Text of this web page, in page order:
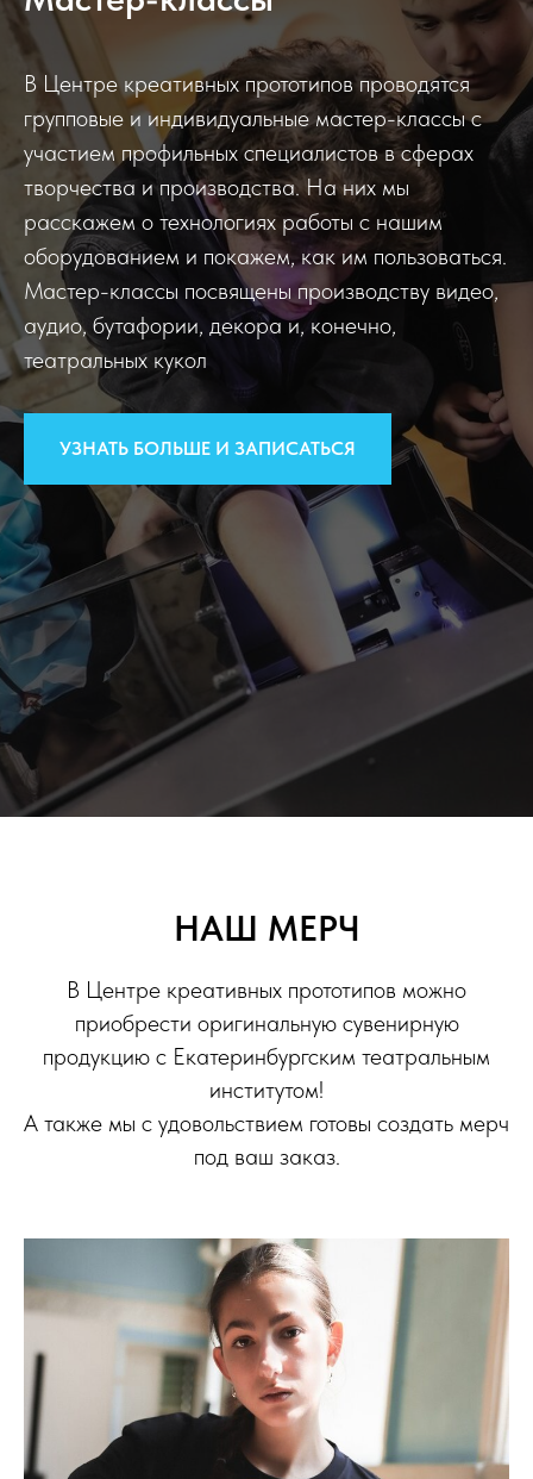
В Центре креативных прототипов проводятся
групповые и индивидуальные мастер-классы с
участием профильных специалистов в сферах
творчества и производства. На них мы
расскажем о технологиях работы с нашим
оборудованием и покажем, как им пользоваться.
Мастер-классы посвящены производству видео,
аудио, бутафории, декора и, конечно,
театральных кукол
УЗНАТЬ БОЛЬШЕ И ЗАПИСАТЬСЯ
НАШ МЕРЧ
В Центре креативных прототипов можно
приобрести оригинальную сувенирную
продукцию с Екатеринбургским театральным
институтом!
А также мы с удовольствием готовы создать мерч
под ваш заказ.